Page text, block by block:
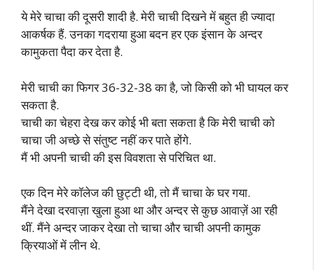
ये मेरे चाचा की दूसरी शादी है. मेरी चाची दिखने में बहुत ही ज्यादा
आकर्षक हैं. उनका गदराया हुआ बदन हर एक इंसान के अन्दर
कामुकता पैदा कर देता है.
मेरी चाची का फिगर 36-32-38 का है, जो किसी को भी घायल कर
सकता है.
चाची का चेहरा देख कर कोई भी बता सकता है कि मेरी चाची को
चाचा जी अच्छे से संतुष्ट नहीं कर पाते होंगे.
मैं भी अपनी चाची की इस विवशता से परिचित था.
एक दिन मेरे कॉलेज की छुट्टी थी, तो मैं चाचा के घर गया.
मैंने देखा दरवाज़ा खुला हुआ था और अन्दर से कुछ आवाज़ें आ रही
थीं. मैंने अन्दर जाकर देखा तो चाचा और चाची अपनी कामुक
क्रियाओं में लीन थे.